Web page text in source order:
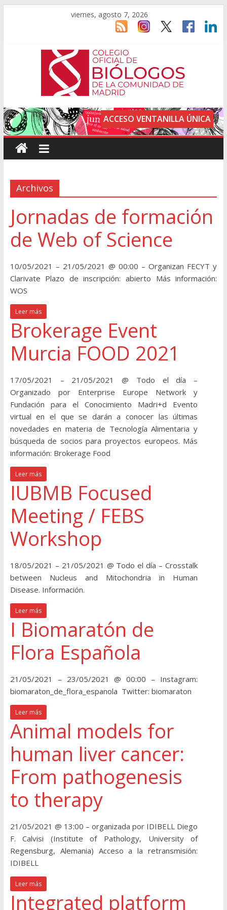
viernes, agosto 7, 2026
ACCESO VENTANILLA ÚNICA
Archivos
Jornadas de formación
de Web of Science
10/05/2021 – 21/05/2021 @ 00:00 – Organizan FECYT y
Clarivate Plazo de inscripción: abierto Más información:
WOS
Leer más
Brokerage Event
Murcia FOOD 2021
17/05/2021 – 21/05/2021 @ Todo el día –
Organizado por Enterprise Europe Network y
Fundación para el Conocimiento Madri+d Evento
virtual en el que se darán a conocer las últimas
novedades en materia de Tecnología Alimentaria y
búsqueda de socios para proyectos europeos. Más
información: Brokerage Food
Leer más
IUBMB Focused
Meeting / FEBS
Workshop
18/05/2021 – 21/05/2021 @ Todo el día – Crosstalk
between Nucleus and Mitochondria in Human
Disease. Información.
Leer más
I Biomaratón de
Flora Española
21/05/2021 – 23/05/2021 @ 00:00 – Instagram:
biomaraton_de_flora_espanola Twitter: biomaraton
Leer más
Animal models for
human liver cancer:
From pathogenesis
to therapy
21/05/2021 @ 13:00 – organizada por IDIBELL Diego
F. Calvisi (Institute of Pathology, University of
Regensburg, Alemania) Acceso a la retransmisión:
IDIBELL
Leer más
Integrated platform